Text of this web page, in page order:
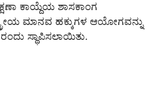
ಕಾಯ್ದೆಯ ಶಾಸಕಾಂಗ
ಮಾನವ ಹಕ್ಕುಗಳ ಆಯೋಗವನ್ನು
ಸ್ಥಾಪಿಸಲಾಯಿತು.